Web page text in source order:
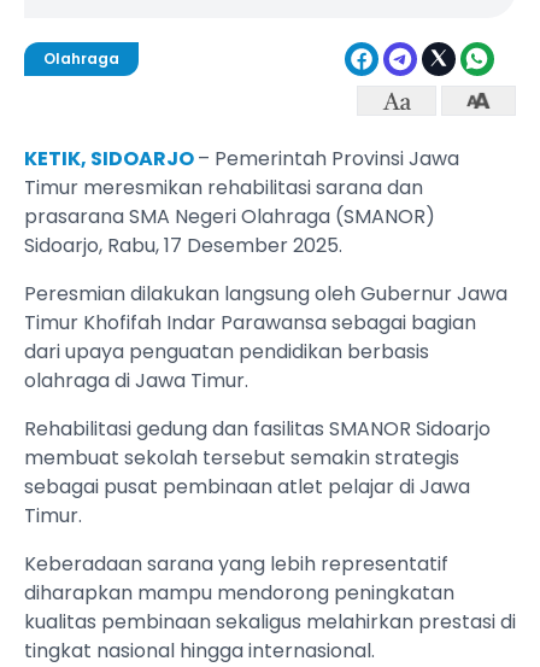
Olahraga
KETIK, SIDOARJO– Pemerintah Provinsi Jawa
Timur meresmikan rehabilitasi sarana dan
prasarana SMA Negeri Olahraga (SMANOR)
Sidoarjo, Rabu, 17 Desember 2025.
Peresmian dilakukan langsung oleh Gubernur Jawa
Timur Khofifah Indar Parawansa sebagai bagian
dari upaya penguatan pendidikan berbasis
olahraga di Jawa Timur.
Rehabilitasi gedung dan fasilitas SMANOR Sidoarjo
membuat sekolah tersebut semakin strategis
sebagai pusat pembinaan atlet pelajar di Jawa
Timur.
Keberadaan sarana yang lebih representatif
diharapkan mampu mendorong peningkatan
kualitas pembinaan sekaligus melahirkan prestasi di
tingkat nasional hingga internasional.